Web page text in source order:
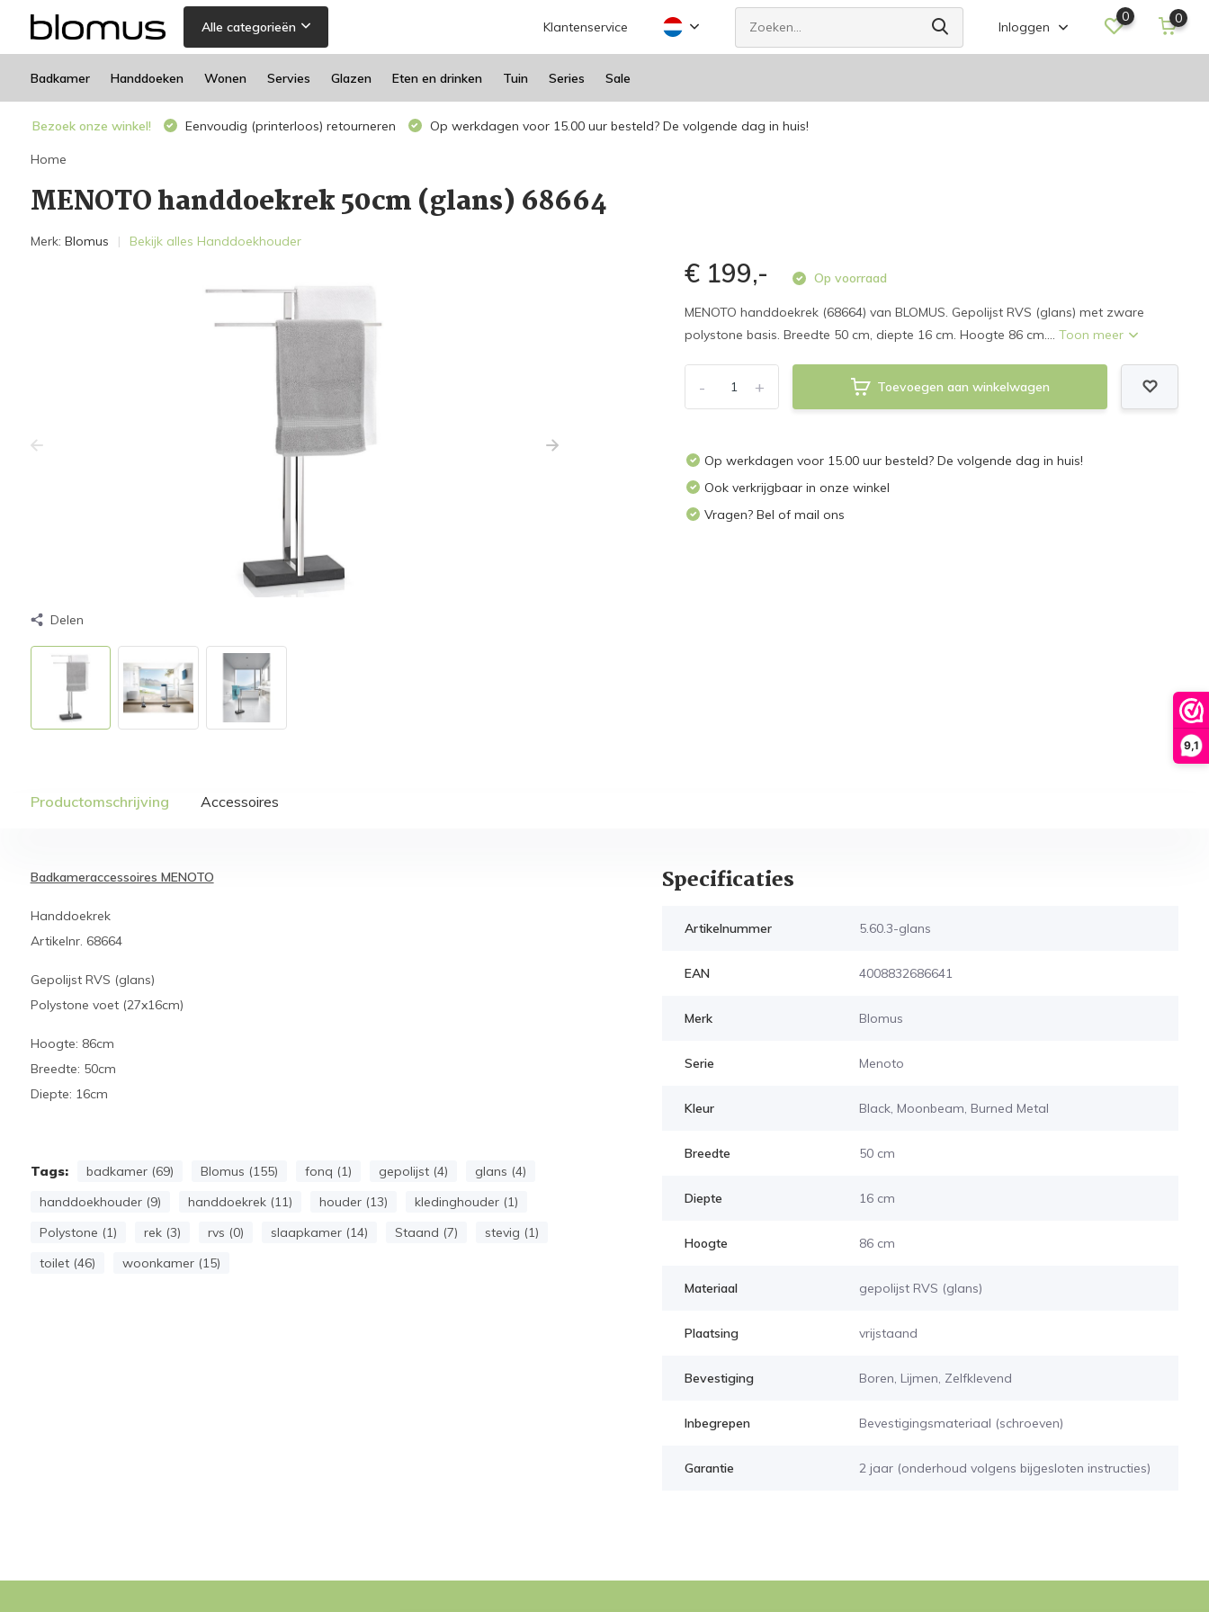
9,1
Alle categorieën Klantenservice Inloggen
0 0
Badkamer Handdoeken Wonen Servies Glazen Eten en drinken Tuin Series Sale
Bezoek onze winkel! Eenvoudig (printerloos) retourneren Op werkdagen voor 15.00 uur besteld? De volgende dag in huis!
Home
MENOTO handdoekrek 50cm (glans) 68664
Merk: Blomus Bekijk alles Handdoekhouder
Delen
€ 199,- Op voorraad
MENOTO handdoekrek (68664) van BLOMUS. Gepolijst RVS (glans) met zware
polystone basis. Breedte 50 cm, diepte 16 cm. Hoogte 86 cm....Toon meer
+
- Toevoegen aan winkelwagen
Op werkdagen voor 15.00 uur besteld? De volgende dag in huis!
Ook verkrijgbaar in onze winkel
Vragen? Bel of mail ons
Productomschrijving Accessoires
Badkameraccessoires MENOTO
Handdoekrek
Artikelnr. 68664
Gepolijst RVS (glans)
Polystone voet (27x16cm)
Hoogte: 86cm
Breedte: 50cm
Diepte: 16cm
Tags: badkamer (69) Blomus (155) fonq (1) gepolijst (4)
glans (4)
handdoekhouder (9)
handdoekrek (11) houder (13)
kledinghouder (1)
Polystone (1)
rek (3) rvs (0) slaapkamer (14) Staand (7)
stevig (1)
toilet (46)
woonkamer (15)
Specificaties
Artikelnummer 5.60.3-glans
EAN 4008832686641
Merk Blomus
Serie Menoto
Kleur Black, Moonbeam, Burned Metal
Breedte 50 cm
Diepte 16 cm
Hoogte 86 cm
Materiaal gepolijst RVS (glans)
Plaatsing vrijstaand
Bevestiging Boren, Lijmen, Zelfklevend
Inbegrepen Bevestigingsmateriaal (schroeven)
Garantie 2 jaar (onderhoud volgens bijgesloten instructies)